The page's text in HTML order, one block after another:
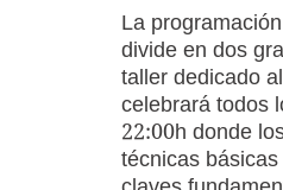
La
divide en dos
taller dedicado
celebrará todos
22:00h donde
técnicas